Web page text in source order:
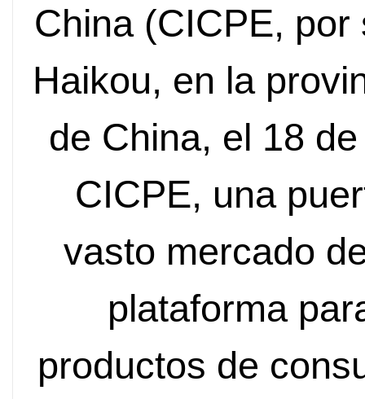
China (CICPE,
Haikou, en la
de China, el 18
CICPE, una
vasto mercado
plataforma
productos de